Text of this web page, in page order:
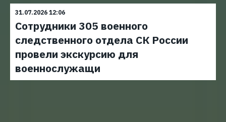
31.07.2026 12:06
Сотрудники 305 военного
следственного отдела СК России
провели экскурсию для
военнослужащи